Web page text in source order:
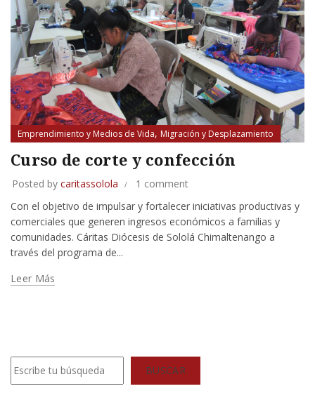
Emprendimiento y Medios de Vida, Migración y Desplazamiento
Curso de corte y confección
Posted by caritassolola
1 comment
Con el objetivo de impulsar y fortalecer iniciativas productivas y
comerciales que generen ingresos económicos a familias y
comunidades. Cáritas Diócesis de Sololá Chimaltenango a
través del programa de...
Leer Más
Buscar
BUSCAR